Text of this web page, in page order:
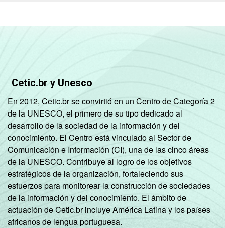
Cetic.br y Unesco
En 2012, Cetic.br se convirtió en un Centro de Categoría 2
de la UNESCO, el primero de su tipo dedicado al
desarrollo de la sociedad de la información y del
conocimiento. El Centro está vinculado al Sector de
Comunicación e Información (CI), una de las cinco áreas
de la UNESCO. Contribuye al logro de los objetivos
estratégicos de la organización, fortaleciendo sus
esfuerzos para monitorear la construcción de sociedades
de la información y del conocimiento. El ámbito de
actuación de Cetic.br incluye América Latina y los países
africanos de lengua portuguesa.